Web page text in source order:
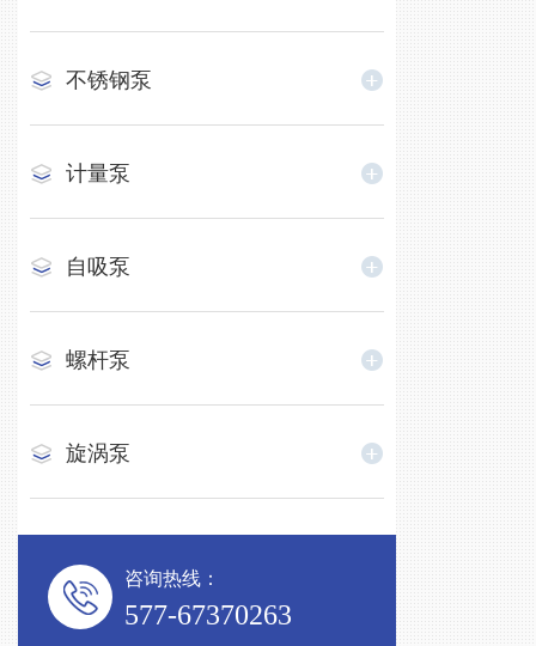
不锈钢泵
计量泵
自吸泵
螺杆泵
旋涡泵
咨询热线：
577-67370263